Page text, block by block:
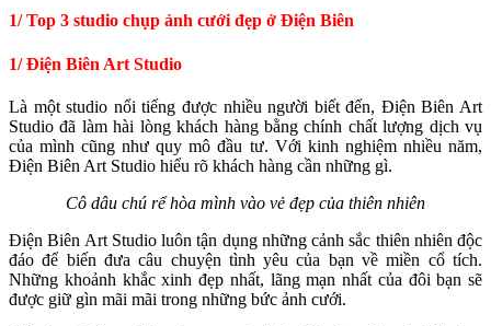
1/ Top 3 studio chụp ảnh cưới đẹp ở Điện Biên
1/ Điện Biên Art Studio
Là một studio nổi tiếng được nhiều người biết đến, Điện Biên Art
Studio đã làm hài lòng khách hàng bằng chính chất lượng dịch vụ
của mình cũng như quy mô đầu tư. Với kinh nghiệm nhiều năm,
Điện Biên Art Studio hiểu rõ khách hàng cần những gì.
Cô dâu chú rể hòa mình vào vẻ đẹp của thiên nhiên
Điện Biên Art Studio luôn tận dụng những cảnh sắc thiên nhiên độc
đáo để biến đưa câu chuyện tình yêu của bạn về miền cổ tích.
Những khoảnh khắc xinh đẹp nhất, lãng mạn nhất của đôi bạn sẽ
được giữ gìn mãi mãi trong những bức ảnh cưới.